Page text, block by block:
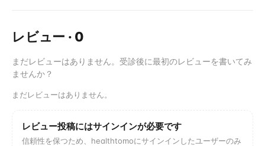
レビュー · 0
まだレビューはありません。受診後に最初のレビューを書いてみ
ませんか？
まだレビューはありません。
レビュー投稿にはサインインが必要です
信頼性を保つため、healthtomoにサインインしたユーザーのみ